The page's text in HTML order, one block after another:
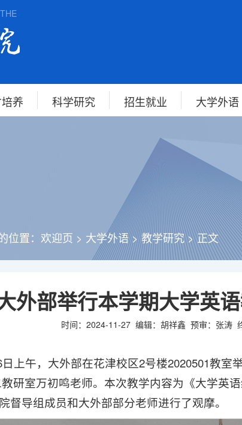
SCHOOL OF FOREIGN STUDIES, ANHUI NORMAL
养 科学研究 招生就业 大学外语
位置： 欢迎页 > 大学外语>教学研究>正文
外部举行本学期大学英语
时间：2024-11-27 编辑：胡祥鑫 预审：张涛
日上午，大外部在花津校区2号楼2020501教
研室万初鸣老师。本次教学内容为《大学英
督导组成员和大外部部分老师进行了观摩。